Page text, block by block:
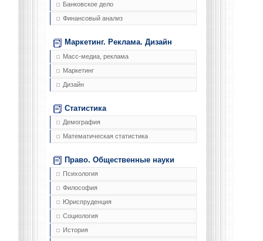
Банковское дело
Финансовый анализ
Маркетинг. Реклама. Дизайн
Масс-медиа, реклама
Маркетинг
Дизайн
Статистика
Демография
Математическая статистика
Право. Общественные науки
Психология
Философия
Юриспруденция
Социология
История